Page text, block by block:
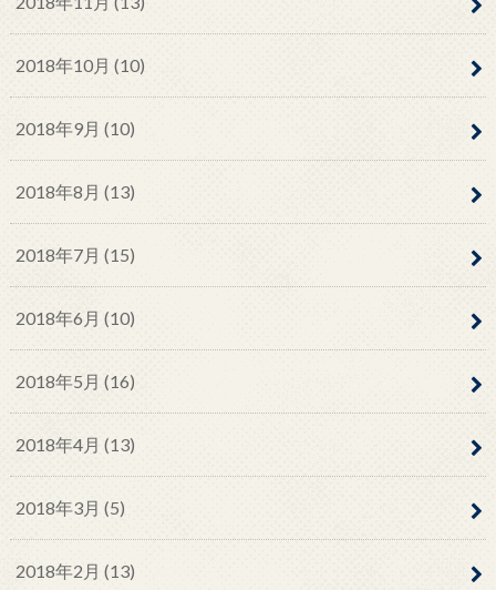
2018年10月 (10)
2018年9月 (10)
2018年8月 (13)
2018年7月 (15)
2018年6月 (10)
2018年5月 (16)
2018年4月 (13)
2018年3月 (5)
2018年2月 (13)